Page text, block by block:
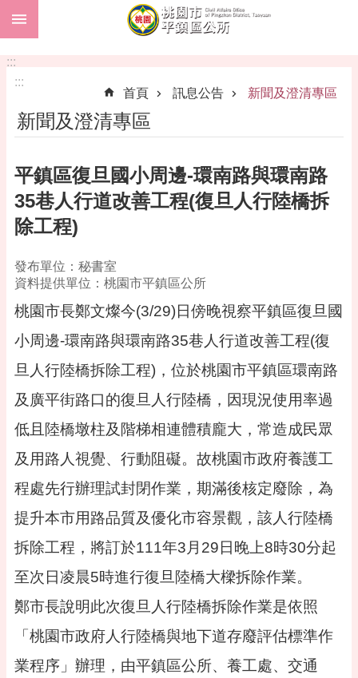
跳到主要內容區塊
進
階
本
介
紹
訊
公
告
便
民
資
關
訊
錄
相
關
資
動
:::
:::
首頁
訊息公告 新聞及澄清專區
新聞及澄清專區
平鎮區復旦國小周邊-環南路與環南路
35巷人行道改善工程(復旦人行陸橋拆
除工程)
發布單位：秘書室
資料提供單位：桃園市平鎮區公所
桃園市長鄭文燦今(3/29)日傍晚視察平鎮區復旦國
小周邊-環南路與環南路35巷人行道改善工程(復
旦人行陸橋拆除工程)，位於桃園市平鎮區環南路
及廣平街路口的復旦人行陸橋，因現況使用率過
低且陸橋墩柱及階梯相連體積龐大，常造成民眾
及用路人視覺、行動阻礙。故桃園市政府養護工
程處先行辦理試封閉作業，期滿後核定廢除，為
提升本市用路品質及優化市容景觀，該人行陸橋
拆除工程，將訂於111年3月29日晚上8時30分起
至次日凌晨5時進行復旦陸橋大樑拆除作業。
鄭市長說明此次復旦人行陸橋拆除作業是依照
「桃園市政府人行陸橋與地下道存廢評估標準作
業程序」辦理，由平鎮區公所、養工處、交通